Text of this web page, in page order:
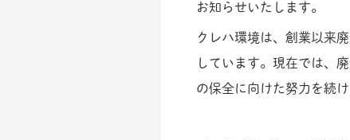
お知らせいたします。
クレハ環境は、創業以来
しています。現在では、
の保全に向けた努力を続け